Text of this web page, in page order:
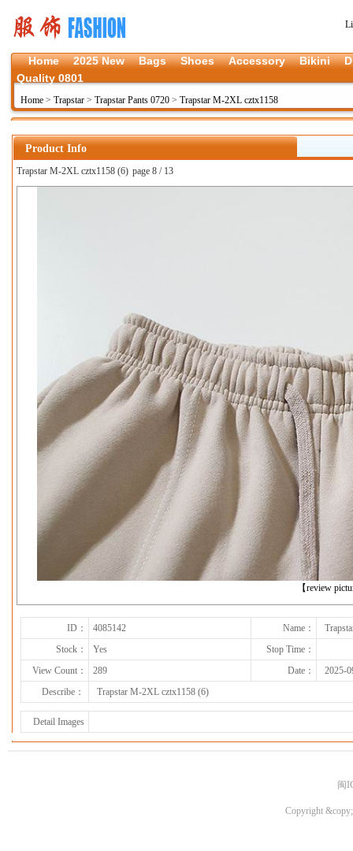
Home 2025 New Bags Shoes Accessory Bikini
Quality 0801
Home > Trapstar > Trapstar Pants 0720 > Trapstar M-2XL cztx1158
Product Info
Trapstar M-2XL cztx1158 (6) page 8 / 13
【review
下一张
ID： 4085142 Name：
Stock：
Yes
Stop Time：
View Count：
289 Date：
2025-
Describe：
Trapstar M-2XL cztx1158 (6)
Detail Images
闽
Copyright